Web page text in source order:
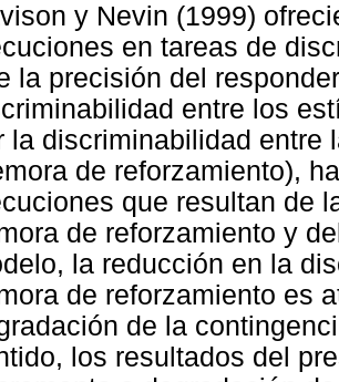
y Nevin (1999)
en tareas de
la precisión del
entre los
la discriminabilidad entre
de reforzamiento),
que resultan de
de reforzamiento y
la reducción en la
de reforzamiento es
de la
los resultados del